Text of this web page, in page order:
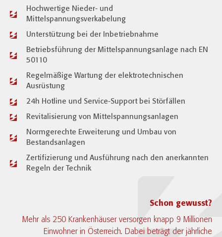
Hochwertige Nieder- und
Mittelspannungsverkabelung
Unterstützung bei der Inbetriebnahme
Betriebsführung der Mittelspannungsanlage nach EN
50110​
Regelmäßige Wartung der elektrotechnischen
Ausrüstung​
24h Hotline und Service-Support bei Störfällen​
Revitalisierung von Mittelspannungsanlagen
Normgerechte Erweiterung und Umbau von
Bestandsanlagen
Zertifizierung und Ausführung nach den anerkannten
Regeln der Technik​
Schon gewusst?
Mehr als 250 Krankenhäuser versorgen knapp 9 Millionen
Einwohner in Österreich. Dabei beträgt der jährliche